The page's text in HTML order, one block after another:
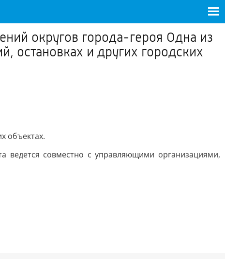
округов города-героя Одна из
остановках и других городских
объектах.
ведется совместно с управляющими организациями,